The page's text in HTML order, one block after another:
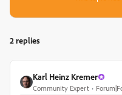
2 replies
Karl Heinz Kremer
Community Expert